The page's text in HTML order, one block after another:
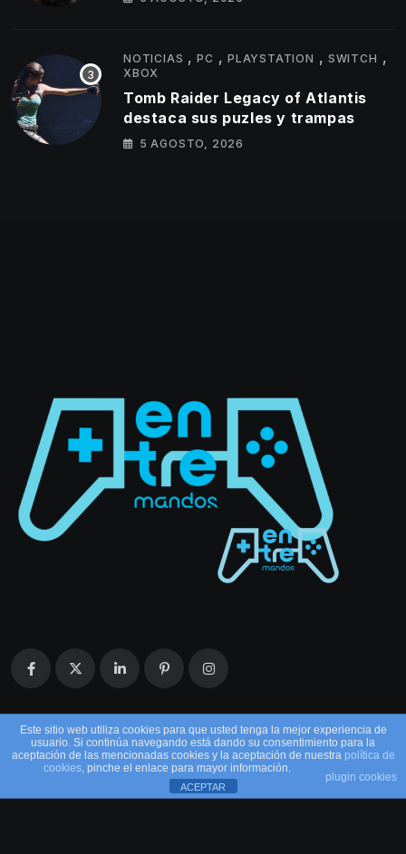
NOTICIAS ,PC ,PLAYSTATION , SWITCH ,
XBOX
Tomb Raider Legacy of Atlantis
destaca sus puzles y trampas
5 AGOSTO, 2026
© 2026 EntreMandos. Todos los derechos
Este sitio web utiliza cookies para que usted tenga la mejor experiencia de
usuario. Si continúa navegando está dando su consentimiento para la
aceptación de las mencionadas cookies y la aceptación de nuestra política de
cookies, pinche el enlace para mayor información.
plugin cookies
ACEPTAR